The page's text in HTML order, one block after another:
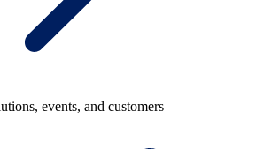
events, and customers